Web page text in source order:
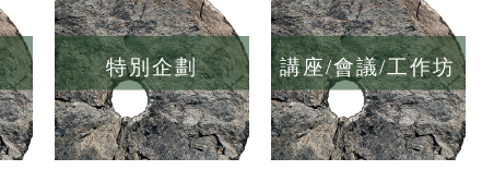
特別企劃 講座/會議/工作坊